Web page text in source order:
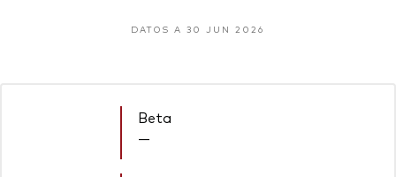
DATOS A 30 JUN 2026
Beta
—